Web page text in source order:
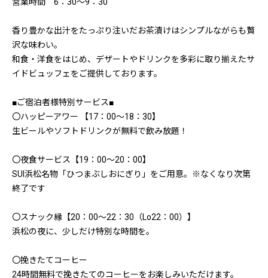
香り豊かな出汁をたっぷり注いだお茶漬けはシンプルながらも贅
沢な味わい。
和食・洋食をはじめ、デザートやドリンクを多彩に取り揃えたサ
イドビュッフェをご提供しております。
■ご宿泊者様特別サービス■
〇ハッピーアワー 【17：00～18：30】
生ビールやソフトドリンクが無料で飲み放題！
〇夜食サービス【19：00～20：00】
SUI浜松名物「ひつまぶしおにぎり」をご用意。※なくなり次第
終了です
〇スナック縁【20：00～22：30（Lo22：00）】
浜松の夜に、少しだけ特別な時間を。
〇挽きたてコーヒー
24時間無料で挽きたてのコーヒーをお楽しみいただけます。